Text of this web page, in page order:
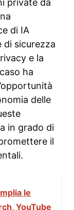
private da
di IA
di sicurezza
e la
ha
delle
in grado di
il
le
YouTube